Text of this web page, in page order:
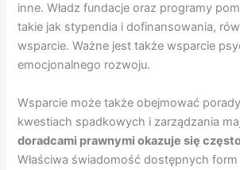
inne. Władz fundacje oraz programy
takie jak stypendia i dofinansowania,
wsparcie. Ważne jest także wsparcie
emocjonalnego rozwoju.
Wsparcie może także obejmować
kwestiach spadkowych i zarządzania
doradcami prawnymi okazuje się
Właściwa świadomość dostępnych